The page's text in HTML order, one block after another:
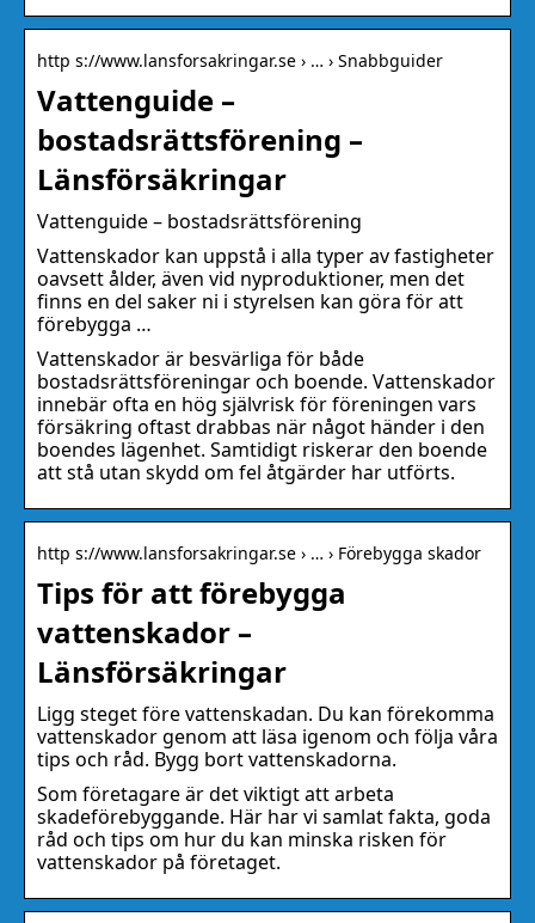
http s://www.lansforsakringar.se › … › Snabbguider
Vattenguide –
bostadsrättsförening –
Länsförsäkringar
Vattenguide – bostadsrättsförening
Vattenskador kan uppstå i alla typer av fastigheter
oavsett ålder, även vid nyproduktioner, men det
finns en del saker ni i styrelsen kan göra för att
förebygga …
Vattenskador är besvärliga för både
bostadsrättsföreningar och boende. Vattenskador
innebär ofta en hög självrisk för föreningen vars
försäkring oftast drabbas när något händer i den
boendes lägenhet. Samtidigt riskerar den boende
att stå utan skydd om fel åtgärder har utförts.
http s://www.lansforsakringar.se › … › Förebygga skador
Tips för att förebygga
vattenskador –
Länsförsäkringar
Ligg steget före vattenskadan. Du kan förekomma
vattenskador genom att läsa igenom och följa våra
tips och råd. Bygg bort vattenskadorna.
Som företagare är det viktigt att arbeta
skadeförebyggande. Här har vi samlat fakta, goda
råd och tips om hur du kan minska risken för
vattenskador på företaget.